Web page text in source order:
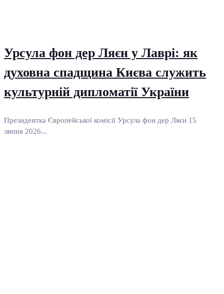
Урсула фон дер Ляєн у Лаврі: як
духовна спадщина Києва служить
культурній дипломатії України
Президентка Європейської комісії Урсула фон дер Ляєн 15
липня 2026...